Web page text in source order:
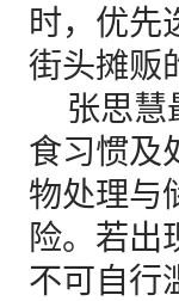
时，优先
街头摊贩
张思慧
食习惯及
物处理与
险。若出
不可自行